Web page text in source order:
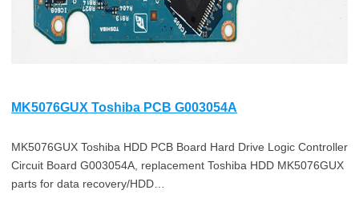
MK5076GUX Toshiba PCB G003054A
MK5076GUX Toshiba HDD PCB Board Hard Drive Logic Controller
Circuit Board G003054A, replacement Toshiba HDD MK5076GUX
parts for data recovery/HDD…